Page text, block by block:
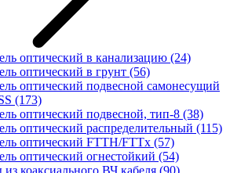
оптический в канализацию (24)
оптический в грунт (56)
оптический подвесной самонесущий
(173)
оптический подвесной, тип-8 (38)
оптический распределительный (115)
оптический FTTH/FTTx (57)
оптический огнестойкий (54)
коаксиального ВЧ кабеля (90)